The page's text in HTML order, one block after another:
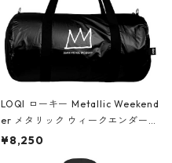
LOQI ローキー Metallic Weekend
er メタリック ウィークエンダー
ボストンバッグ ショルダーバッグ
¥8,250